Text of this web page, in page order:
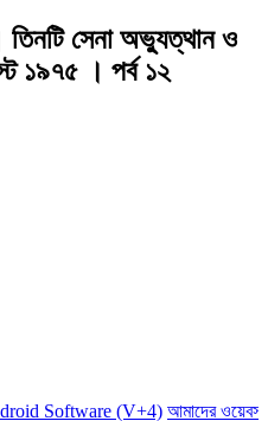
সেনা অভ্যুত্থান ও
১৯৭৫ । পর্ব ১২
Software (V+4) আমাদের